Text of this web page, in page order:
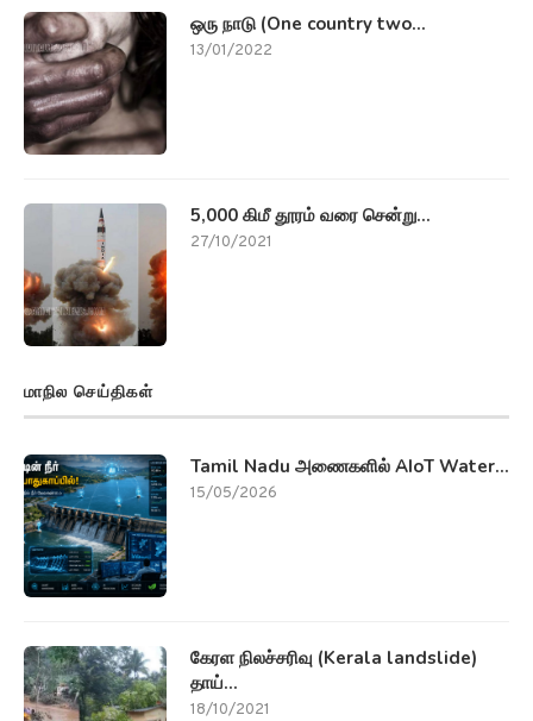
ஒரு நாடு (One country two...
13/01/2022
5,000 கிமீ தூரம் வரை சென்று...
27/10/2021
மாநில செய்திகள்
Tamil Nadu அணைகளில் AIoT Water...
15/05/2026
கேரள நிலச்சரிவு (Kerala landslide)
தாய்...
18/10/2021